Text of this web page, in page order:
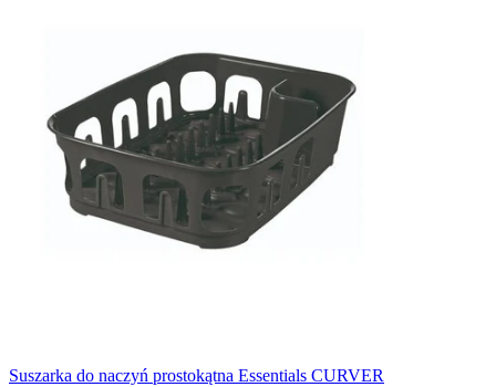
Suszarka do naczyń prostokątna Essentials CURVER